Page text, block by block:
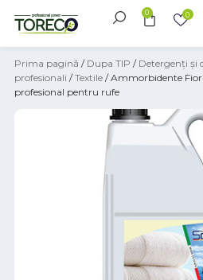
0 0
Prima pagină / Dupa TIP / Detergenți și
profesionali /Textile / Ammorbidente
profesional pentru rufe